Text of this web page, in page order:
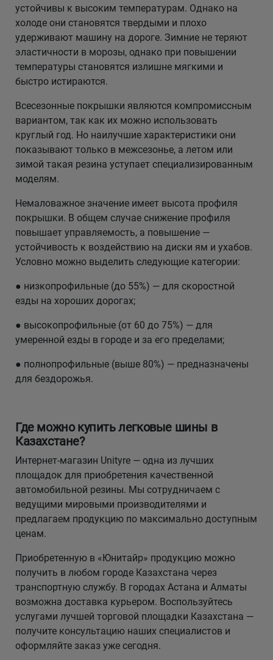
устойчивы к высоким температурам. Однако на
холоде они становятся твердыми и плохо
удерживают машину на дороге. Зимние не теряют
эластичности в морозы, однако при повышении
температуры становятся излишне мягкими и
быстро истираются.
Всесезонные покрышки являются компромиссным
вариантом, так как их можно использовать
круглый год. Но наилучшие характеристики они
показывают только в межсезонье, а летом или
зимой такая резина уступает специализированным
моделям.
Немаловажное значение имеет высота профиля
покрышки. В общем случае снижение профиля
повышает управляемость, а повышение —
устойчивость к воздействию на диски ям и ухабов.
Условно можно выделить следующие категории:
● низкопрофильные (до 55%) — для скоростной
езды на хороших дорогах;
● высокопрофильные (от 60 до 75%) — для
умеренной езды в городе и за его пределами;
● полнопрофильные (выше 80%) — предназначены
для бездорожья.
Где можно купить легковые шины в
Казахстане?
Интернет-магазин Unityre — одна из лучших
площадок для приобретения качественной
автомобильной резины. Мы сотрудничаем с
ведущими мировыми производителями и
предлагаем продукцию по максимально доступным
ценам.
Приобретенную в «Юнитайр» продукцию можно
получить в любом городе Казахстана через
транспортную службу. В городах Астана и Алматы
возможна доставка курьером. Воспользуйтесь
услугами лучшей торговой площадки Казахстана —
получите консультацию наших специалистов и
оформляйте заказ уже сегодня.